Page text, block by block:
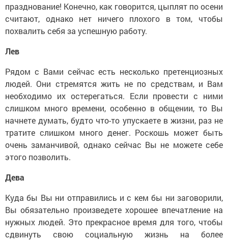
празднование! Конечно, как говорится, цыплят по осени
считают, однако нет ничего плохого в том, чтобы
похвалить себя за успешную работу.
Лев
Рядом с Вами сейчас есть несколько претенциозных
людей. Они стремятся жить не по средствам, и Вам
необходимо их остерегаться. Если провести с ними
слишком много времени, особенно в общении, то Вы
начнете думать, будто что-то упускаете в жизни, раз не
тратите слишком много денег. Роскошь может быть
очень заманчивой, однако сейчас Вы не можете себе
этого позволить.
Дева
Куда бы Вы ни отправились и с кем бы ни заговорили,
Вы обязательно произведете хорошее впечатление на
нужных людей. Это прекрасное время для того, чтобы
сдвинуть свою социальную жизнь на более